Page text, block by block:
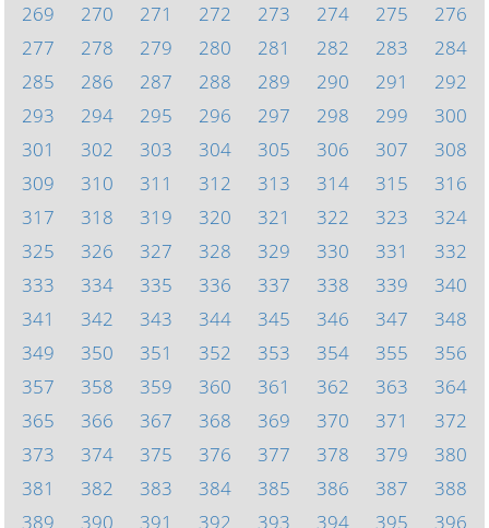
269
270 271 272 273 274 275
276
277
278 279 280 281 282 283
284
285
286 287 288 289 290 291
292
293
294 295 296 297 298 299
300
301
302 303 304 305 306 307
308
309
310 311 312 313 314 315
316
317
318 319 320 321 322 323
324
325
326 327 328 329 330 331
332
333
334 335 336 337 338 339
340
341
342 343 344 345 346 347
348
349
350 351 352 353 354 355
356
357
358 359 360 361 362 363
364
365
366 367 368 369 370 371
372
373
374 375 376 377 378 379
380
381
382 383 384 385 386 387
388
389
390 391 392 393 394 395 396